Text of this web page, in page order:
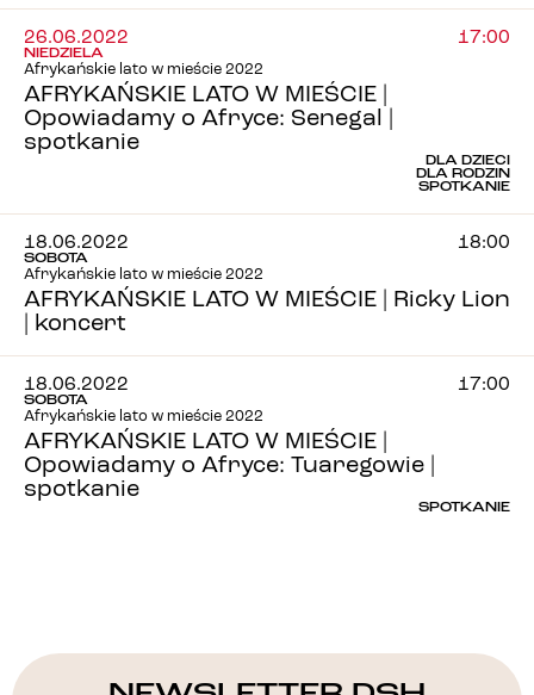
26.06.2022
NIEDZIELA
17:00
Afrykańskie lato w mieście 2022
AFRYKAŃSKIE LATO W MIEŚCIE |
Opowiadamy o Afryce: Senegal |
spotkanie
DLA DZIECI
DLA RODZIN
SPOTKANIE
18.06.2022
SOBOTA
18:00
Afrykańskie lato w mieście 2022
AFRYKAŃSKIE LATO W MIEŚCIE | Ricky Lion
| koncert
18.06.2022
SOBOTA
17:00
Afrykańskie lato w mieście 2022
AFRYKAŃSKIE LATO W MIEŚCIE |
Opowiadamy o Afryce: Tuaregowie |
spotkanie
SPOTKANIE